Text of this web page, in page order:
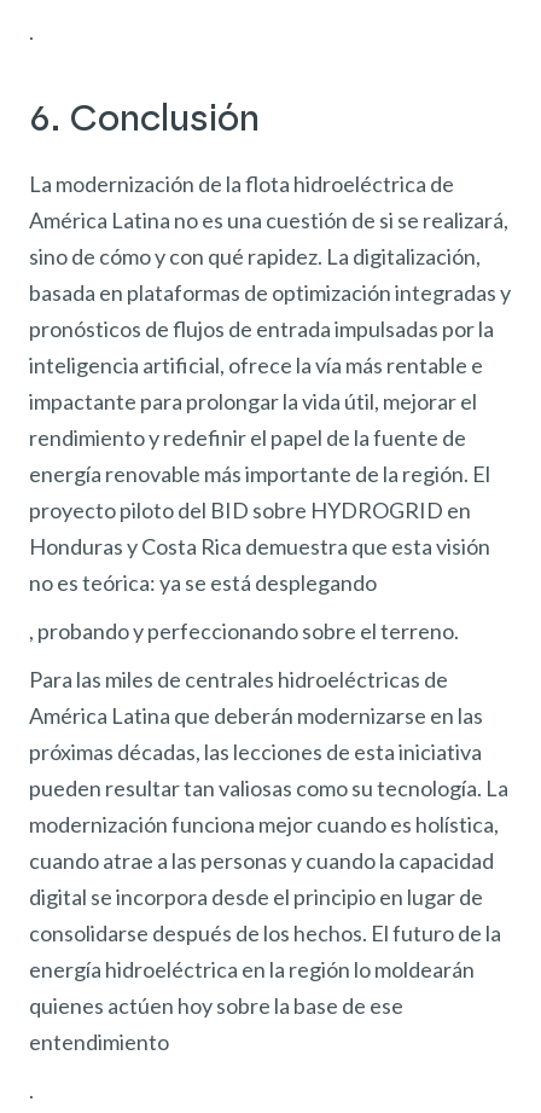
.
6. Conclusión
La modernización de la flota hidroeléctrica de
América Latina no es una cuestión de si se realizará,
sino de cómo y con qué rapidez. La digitalización,
basada en plataformas de optimización integradas y
pronósticos de flujos de entrada impulsadas por la
inteligencia artificial, ofrece la vía más rentable e
impactante para prolongar la vida útil, mejorar el
rendimiento y redefinir el papel de la fuente de
energía renovable más importante de la región. El
proyecto piloto del BID sobre HYDROGRID en
Honduras y Costa Rica demuestra que esta visión
no es teórica: ya se está desplegando
, probando y perfeccionando sobre el terreno.
Para las miles de centrales hidroeléctricas de
América Latina que deberán modernizarse en las
próximas décadas, las lecciones de esta iniciativa
pueden resultar tan valiosas como su tecnología. La
modernización funciona mejor cuando es holística,
cuando atrae a las personas y cuando la capacidad
digital se incorpora desde el principio en lugar de
consolidarse después de los hechos. El futuro de la
energía hidroeléctrica en la región lo moldearán
quienes actúen hoy sobre la base de ese
entendimiento
.